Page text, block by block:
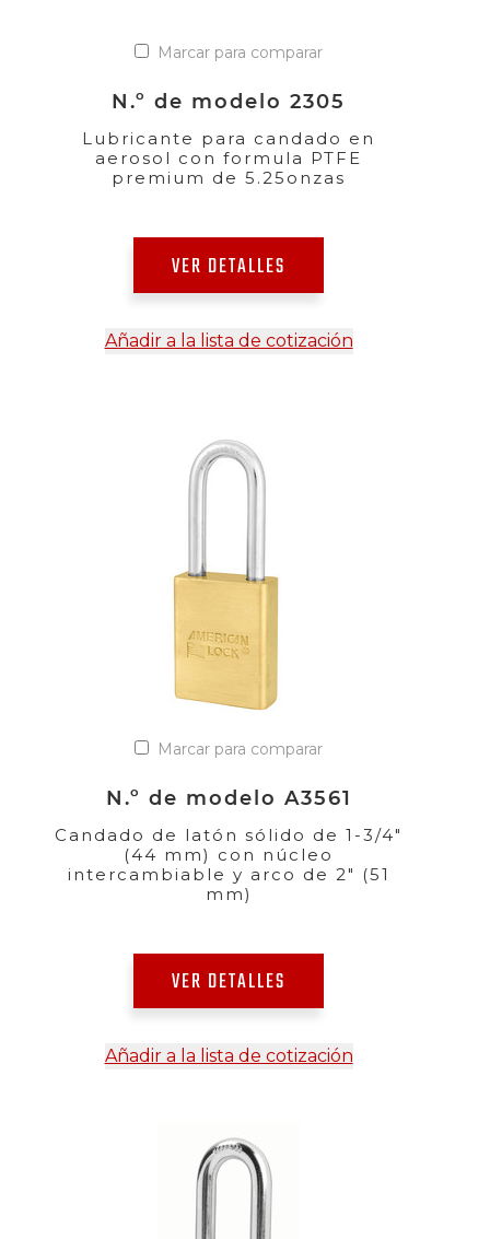
Marcar para comparar
N.º de modelo 2305
Lubricante para candado en
aerosol con formula PTFE
premium de 5.25onzas
VER DETALLES
Añadir a la lista de cotización
Marcar para comparar
N.º de modelo A3561
Candado de latón sólido de 1-3/4"
(44 mm) con núcleo
intercambiable y arco de 2" (51
mm)
VER DETALLES
Añadir a la lista de cotización